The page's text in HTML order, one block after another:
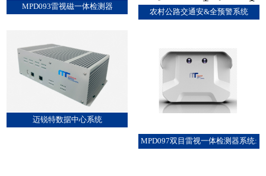
MPD093雷视磁一体检测器
农村公路交通安&全预警系统
迈锐特数据中心系统
MPD097双目雷视一体检测器系统: